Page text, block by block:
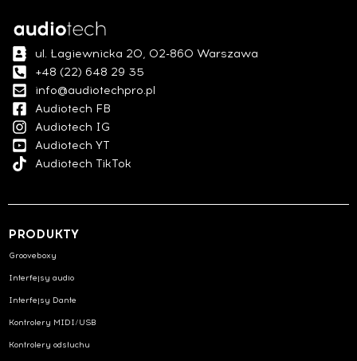
ul. Łagiewnicka 20, 02-860 Warszawa
+48 (22) 648 29 35
info@audiotechpro.pl
Audiotech FB
Audiotech IG
Audiotech YT
Audiotech TikTok
PRODUKTY
Grooveboxy
Interfejsy audio
Interfejsy Dante
Kontrolery MIDI/USB
Kontrolery odsłuchu